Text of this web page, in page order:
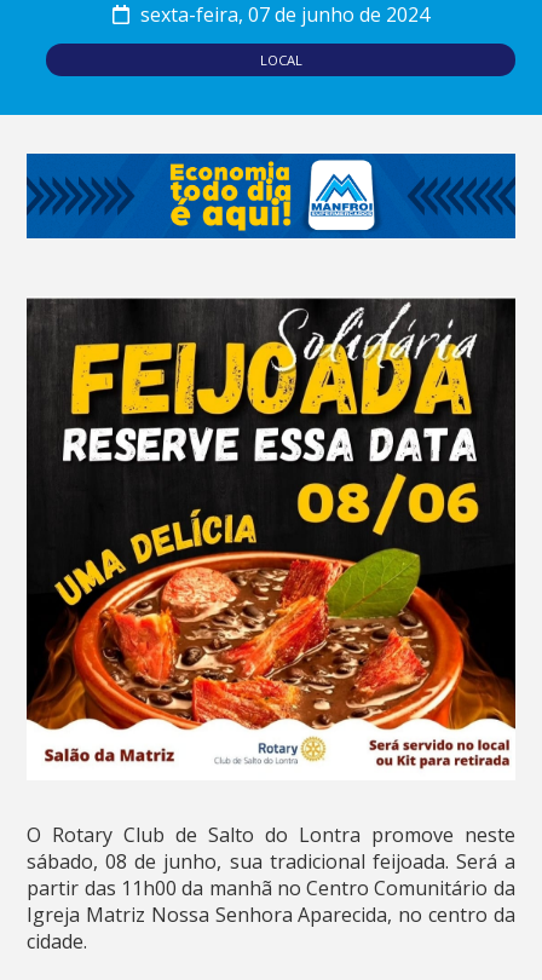
sexta-feira, 07 de junho de 2024
LOCAL
O Rotary Club de Salto do Lontra promove neste
sábado, 08 de junho, sua tradicional feijoada. Será a
partir das 11h00 da manhã no Centro Comunitário da
Igreja Matriz Nossa Senhora Aparecida, no centro da
cidade.